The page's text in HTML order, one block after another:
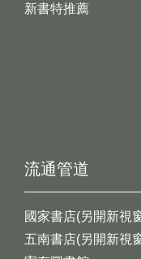
新書特推薦
流通管道
國家書店(另開新視
五南書店(另開新視